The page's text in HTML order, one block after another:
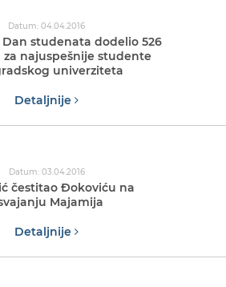
Datum: 04.04.2016
studenata dodelio 526
najuspešnije studente
univerziteta
Detaljnije
Datum: 03.04.2016
čestitao Đokoviću na
Majamija
Detaljnije